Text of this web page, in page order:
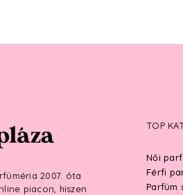
2007. óta
piacon, hiszen
TOP
Női
Férfi
Parfüm